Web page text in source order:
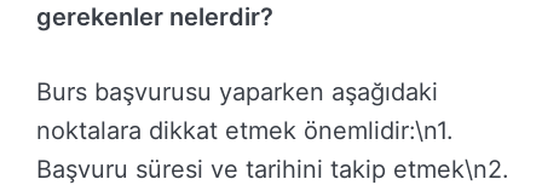
gerekenler nelerdir?
Burs başvurusu yaparken aşağıdaki
noktalara dikkat etmek önemlidir:\n1.
Başvuru süresi ve tarihini takip etmek\n2.